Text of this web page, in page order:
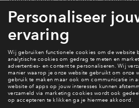
het project ligt nog niet vast welke
worden toegepast. Zodra er meer
pagina welke duurzame keuzes worden
betekent voor jouw woning.
Wonen in Waterwijk?
Bekijk het woningaanbod